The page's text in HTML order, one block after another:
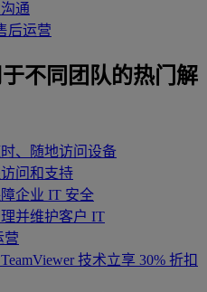
通
后运营
不同团队的热门解
时、随地访问设备
问和支持
企业 IT 安全
并维护客户 IT
营
TeamViewer 技术立享 30% 折扣